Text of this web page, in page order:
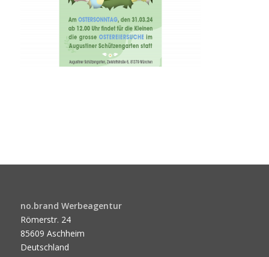
no.brand Werbeagentur
Römerstr. 24
85609 Aschheim
Deutschland